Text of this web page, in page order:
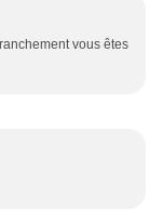
vous êtes